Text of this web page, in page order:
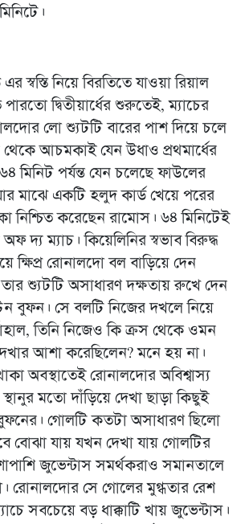
স্বস্তি নিয়ে বিরতিতে যাওয়া রিয়াল
দ্বিতীয়ার্ধের শুরুতেই, ম্যাচের
লো শ্যুটটি বারের পাশ দিয়ে চলে
আচমকাই যেন উধাও প্রথমার্ধের
মিনিট পর্যন্ত যেন চলেছে ফাউলের
যার মাঝে একটি হলুদ কার্ড খেয়ে পরের
নিশ্চিত করেছেন রামোস। ৬৪ মিনিটেই
দ্য ম্যাচ। কিয়েলিনির স্বভাব বিরুদ্ধ
ক্ষিপ্র রোনালদো বল বাড়িয়ে দেন
শ্যুটটি অসাধারণ দক্ষতায় রুখে দেন
বুফন। সে বলটি নিজের দখলে নিয়ে
তিনি নিজেও কি ক্রস থেকে ওমন
আশা করেছিলেন? মনে হয় না।
অবস্থাতেই রোনালদোর অবিশ্বাস্য
মতো দাঁড়িয়ে দেখা ছাড়া কিছুই
গোলটি কতটা অসাধারণ ছিলো
বোঝা যায় যখন দেখা যায় গোলটির
জুভেন্টাস সমর্থকরাও সমানতালে
রোনালদোর সে গোলের মুগ্ধতার রেশ
সবচেয়ে বড় ধাক্কাটি খায় জুভেন্টাস।